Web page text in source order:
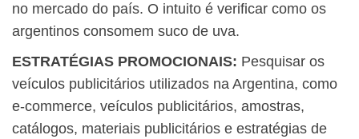
no mercado do país. O intuito é verificar como os
argentinos consomem suco de uva.
ESTRATÉGIAS PROMOCIONAIS: Pesquisar os
veículos publicitários utilizados na Argentina, como
e-commerce, veículos publicitários, amostras,
catálogos, materiais publicitários e estratégias de